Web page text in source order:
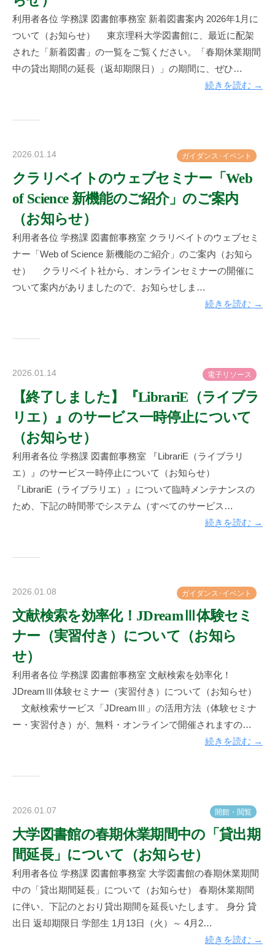
坂
図
館
利用者各位 学務課 図書館事務室 新着図書案内 2026年1月に
ついて（お知らせ） 東京理科大学図書館に、最近に配架
された「新着図書」の一覧をご覧ください。「春期休業期間
中の貸出期間の延長（返却期限日）」の期間に、ぜひ…
続きを読む →
ガイ ダンス ･ イベン ト
2026.01.14
楽
坂
図
書
館
クラリベイトのウェブセミナー「Web
of Science 新機能のご紹介」のご案内
（お知らせ）
利用者各位 学務課 図書館事務室 クラリベイトのウェブセミ
ナー「Web of Science 新機能のご紹介」のご案内（お知ら
せ） クラリベイト社から、オンラインセミナーの開催に
ついて案内がありましたので、お知らせしま…
続きを読む →
電子 リ ソ ース
2026.01.14
神
楽
坂
図
書
【終了しました】『LibrariE（ライブラ
リエ）』のサービス一時停止について
（お知らせ）
利用者各位 学務課 図書館事務室 『LibrariE（ライブラリ
エ）』のサービス一時停止について（お知らせ）
『LibrariE（ライブラリエ）』について臨時メンテナンスの
ため、下記の時間帯でシステム（すべてのサービス…
続きを読む →
ガイ ダンス ･ イベン ト
2026.01.08
y
神
楽
書
館
文献検索を効率化！JDreamⅢ体験セミ
ナー（実習付き）について（お知ら
せ）
利用者各位 学務課 図書館事務室 文献検索を効率化！
JDreamⅢ体験セミナー（実習付き）について（お知らせ）
文献検索サービス「JDreamⅢ」の活用方法（体験セミナ
ー・実習付き）が、無料・オンラインで開催されますの…
続きを読む →
開館 ・ 閲覧
2026.01.07
y
神
楽
坂
図
館
大学図書館の春期休業期間中の「貸出期
間延長」について（お知らせ）
利用者各位 学務課 図書館事務室 大学図書館の春期休業期間
中の「貸出期間延長」について（お知らせ） 春期休業期間
に伴い、下記のとおり貸出期間を延長いたします。 身分 貸
出日 返却期限日 学部生 1月13日（火）～ 4月2…
続きを読む →